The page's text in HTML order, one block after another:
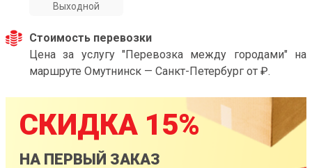
Выходной
Стоимость перевозки
Цена за услугу "Перевозка между городами" на
маршруте Омутнинск — Санкт-Петербург от ₽.
СКИДКА 15%
НА ПЕРВЫЙ ЗАКАЗ